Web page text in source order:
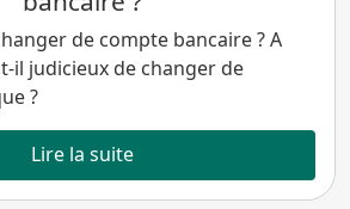
de compte bancaire ? A
il judicieux de changer de
?
Lire la suite